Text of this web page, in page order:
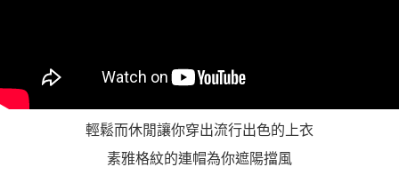
輕鬆而休閒讓你穿出流行出色的上衣
素雅格紋的連帽為你遮陽擋風